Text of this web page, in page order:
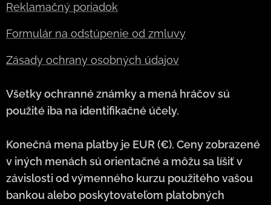
Reklamačný poriadok
Formulár na odstúpenie od zmluvy
Zásady ochrany osobných údajov
Všetky ochranné známky a mená hráčov sú
použité iba na identifikačné účely.
Konečná mena platby je EUR (€). Ceny zobrazené
v iných menách sú orientačné a môžu sa líšiť v
závislosti od výmenného kurzu použitého vašou
bankou alebo poskytovateľom platobných